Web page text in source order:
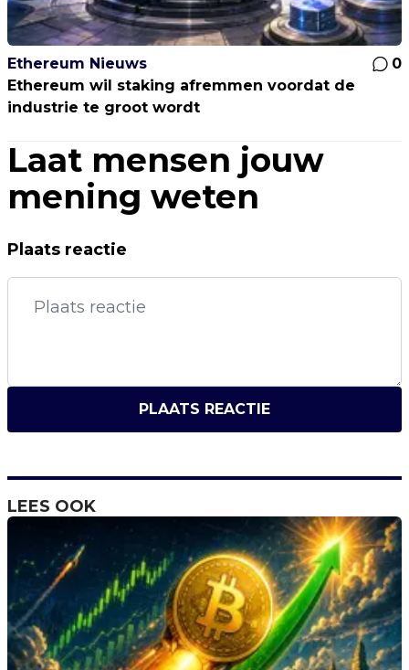
Ethereum Nieuws
0
Ethereum wil staking afremmen voordat de
industrie te groot wordt
Laat mensen jouw
mening weten
Plaats reactie
PLAATS REACTIE
LEES OOK